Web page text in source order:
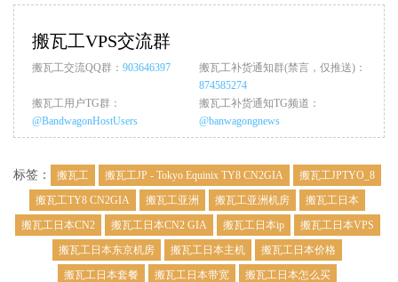
搬瓦工VPS交流群
搬瓦工交流QQ群： 903646397
搬瓦工补货通知群(禁言，仅推送)：
874585274
搬瓦工用户TG群：
@BandwagonHostUsers
搬瓦工补货通知TG频道：
@banwagongnews
标签： 搬瓦工 搬瓦工JP - Tokyo Equinix TY8 CN2GIA
搬瓦工JPTYO_8
搬瓦工TY8 CN2GIA
搬瓦工亚洲 搬瓦工亚洲机房
搬瓦工日本
搬瓦工日本CN2
搬瓦工日本CN2 GIA 搬瓦工日本ip
搬瓦工日本VPS
搬瓦工日本东京机房
搬瓦工日本主机
搬瓦工日本价格
搬瓦工日本套餐
搬瓦工日本带宽
搬瓦工日本怎么买